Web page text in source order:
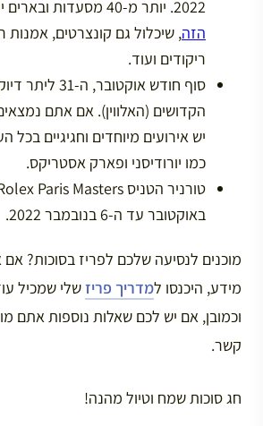
2022. יותר מ-40 מסעדות ובארים יקחו חלק ב
הזה, שיכלול גם קונצרטים, אמנות
ריקודים ועוד.
סוף חודש
הקדושים (האלווין). אם אתם
יש אירועים מיוחדים וחגיגיים בכל
כמו יורודיסני ופארק אסטריקס.
באוקטובר עד ה-6 בנובמבר 2022.
מוכנים לנסיעה שלכם לפריז בסוכות?
מידע, היכנסו למדריך פריזשלי שמכיל
וכמובן, אם יש לכם שאלות נוספות אתם
קשר.
חג סוכות שמח וטיול מהנה!